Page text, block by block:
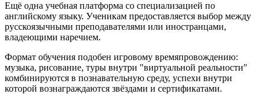
Ещё одна учебная платформа со специализацией по
английскому языку. Ученикам предоставляется выбор между
русскоязычными преподавателями или иностранцами,
владеющими наречием.
Формат обучения подобен игровому времяпровождению:
музыка, рисование, туры внутри "виртуальной реальности"
комбинируются в познавательную среду, успехи внутри
которой вознаграждаются звёздами и сертификатами.